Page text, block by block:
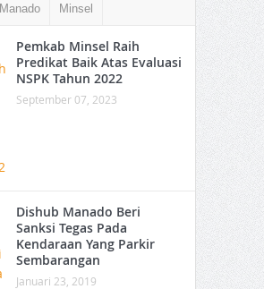
Manado Minsel
Pemkab Minsel Raih
Predikat Baik Atas Evaluasi
NSPK Tahun 2022
September 07, 2023
Dishub Manado Beri
Sanksi Tegas Pada
Kendaraan Yang Parkir
Sembarangan
Januari 23, 2019